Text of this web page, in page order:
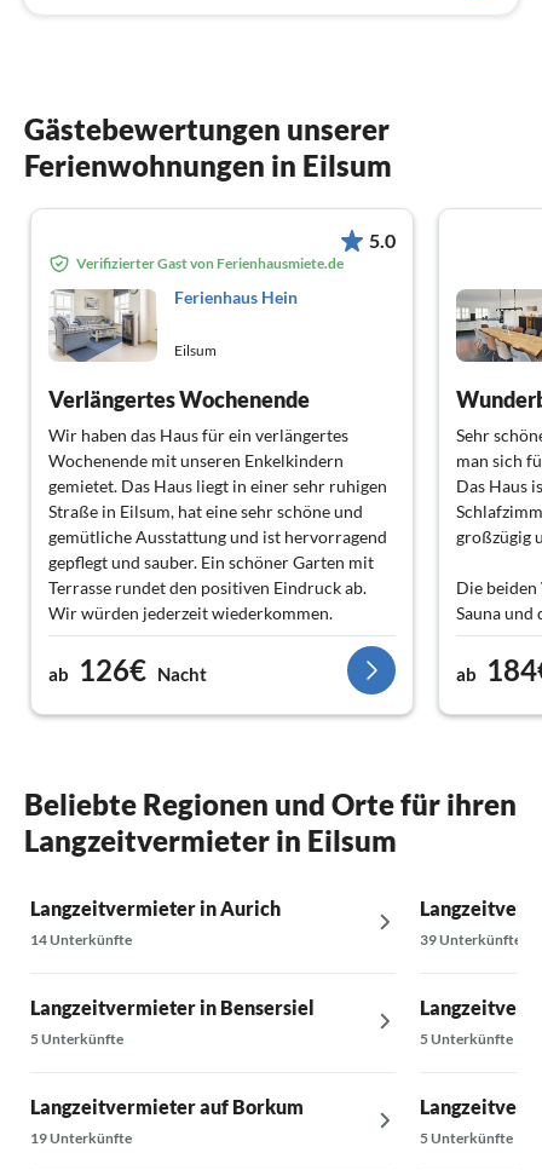
Gästebewertungen unserer
Ferienwohnungen in Eilsum
5.0
Verifizierter Gast von Ferienhausmiete.de
Ferienhaus Hein
Eilsum
Verlängertes Wochenende
Wir haben das Haus für ein verlängertes
Wochenende mit unseren Enkelkindern
gemietet. Das Haus liegt in einer sehr ruhigen
Straße in Eilsum, hat eine sehr schöne und
gemütliche Ausstattung und ist hervorragend
gepflegt und sauber. Ein schöner Garten mit
Terrasse rundet den positiven Eindruck ab.
Wir würden jederzeit wiederkommen.
ab 126€ Nacht
Sehr
man sich
Das Haus
großzügig
Die beiden
Sauna und
Draußen
man dann
das Auto
Haus.
ab
Beliebte Regionen und Orte für ihren
Langzeitvermieter in Eilsum
Langzeitvermieter in Aurich
14 Unterkünfte
Langzeitvermieter in Bensersiel
5 Unterkünfte
Langzeitvermieter auf Borkum
19 Unterkünfte
39 Unterkünfte
5 Unterkünfte
5 Unterkünfte